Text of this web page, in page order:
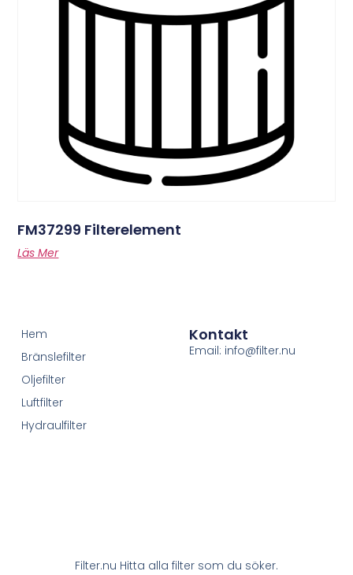
FM37299 Filterelement
Läs Mer
Filter.nu Hitta alla filter som du söker.
Hem
Bränslefilter
Oljefilter
Luftfilter
Hydraulfilter
Kontakt
Email: info@filter.nu